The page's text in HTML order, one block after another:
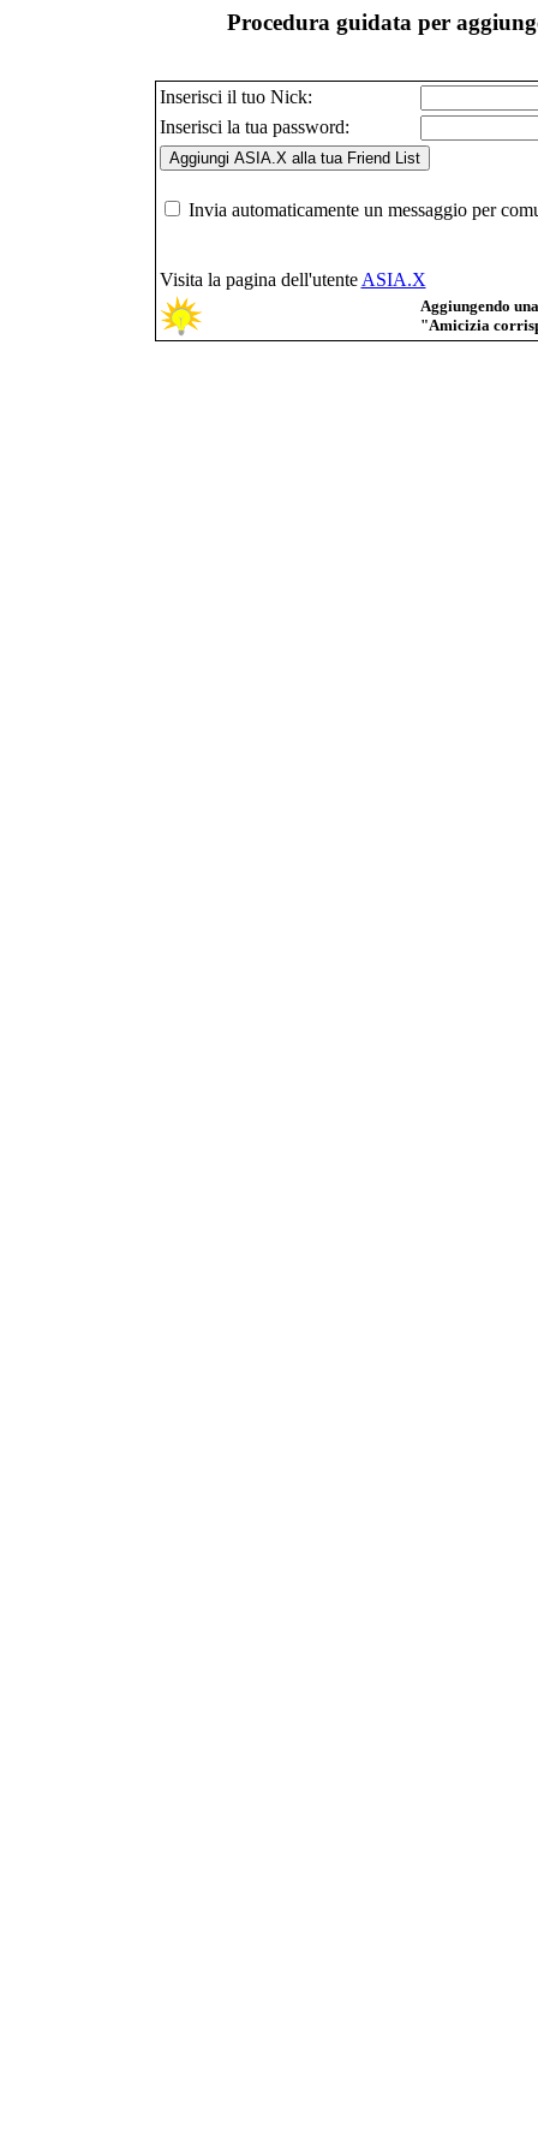
Procedura guidata per
Inserisci il tuo Nick:
Inserisci la tua password:
Invia automaticamente un messaggio per
Visita la pagina dell'utente ASIA.X
Aggiungendo
"Amicizia